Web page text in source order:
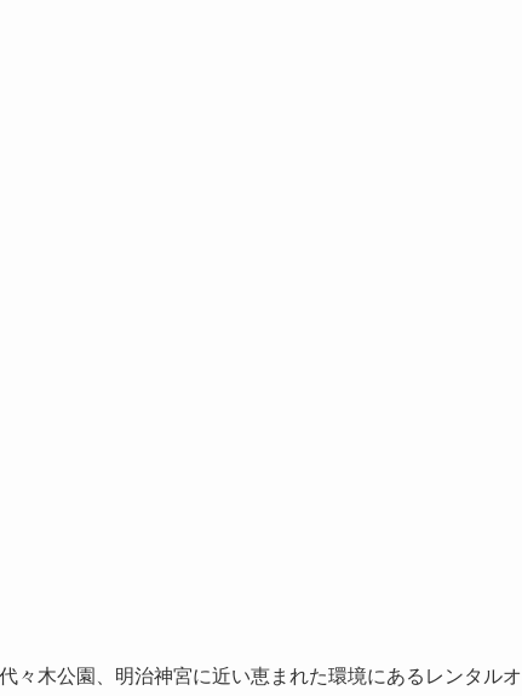
々木公園、明治神宮に近い恵まれた環境にあるレンタルオ